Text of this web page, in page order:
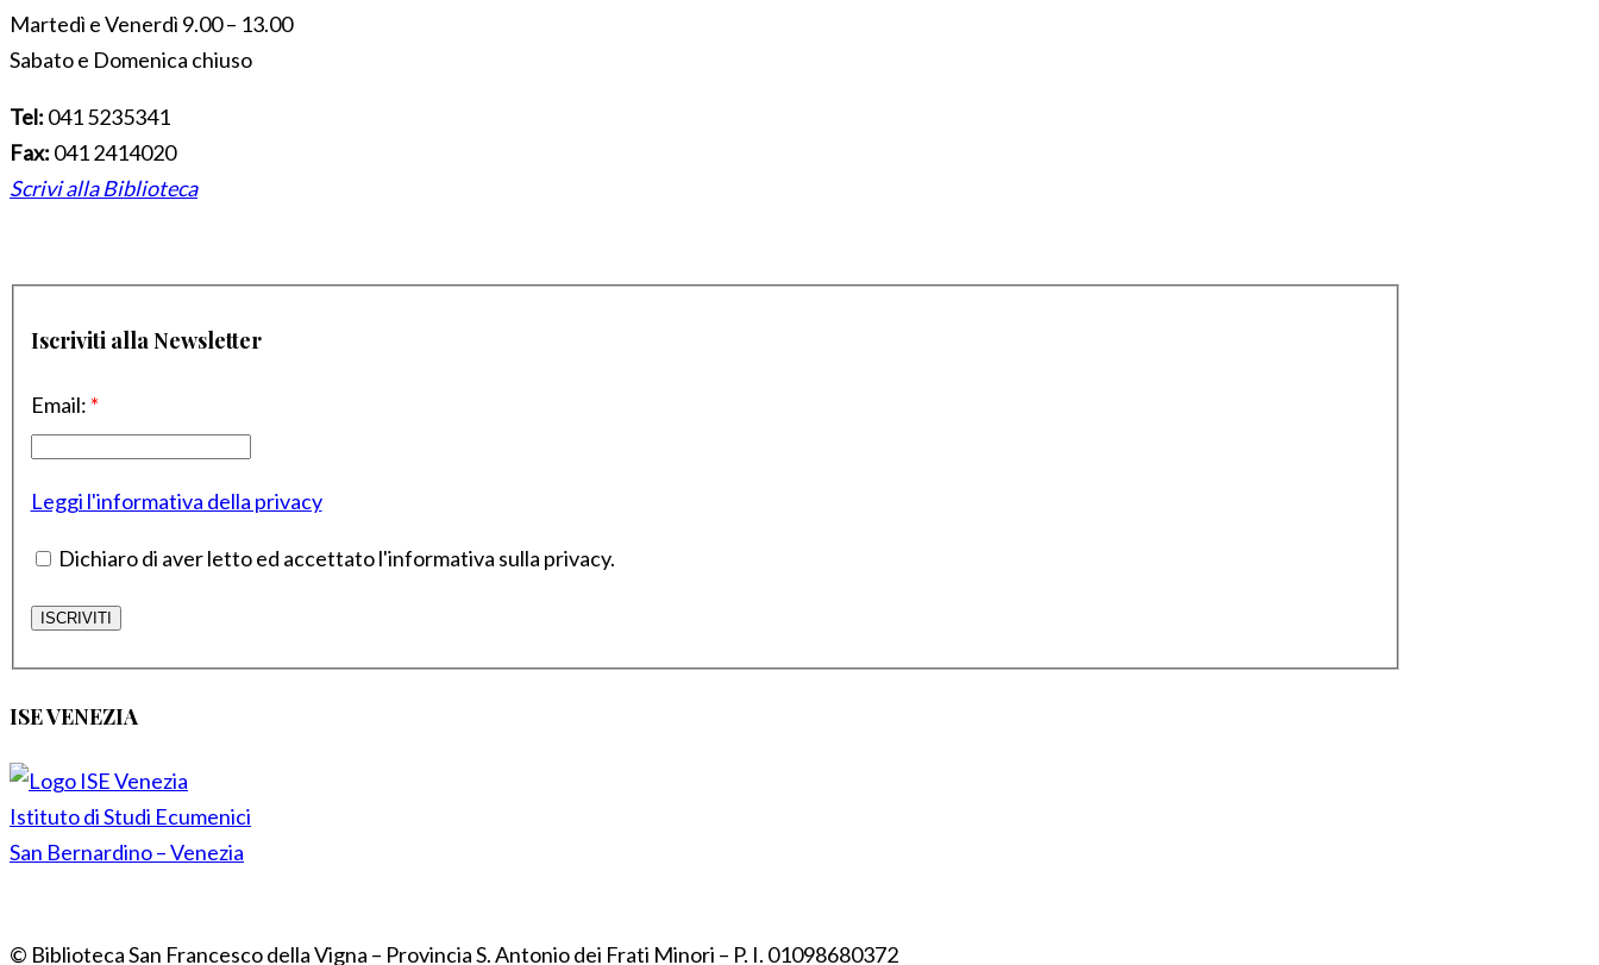
Martedì e Venerdì 9.00 – 13.00
Sabato e Domenica chiuso
Tel: 041 5235341
Fax: 041 2414020
Scrivi alla Biblioteca
Iscriviti alla Newsletter
Email: *
Leggi l'informativa della privacy
Dichiaro di aver letto ed accettato l'informativa sulla privacy.
ISE VENEZIA
Istituto di Studi Ecumenici
San Bernardino – Venezia
© Biblioteca San Francesco della Vigna – Provincia S. Antonio dei Frati Minori – P. I. 01098680372